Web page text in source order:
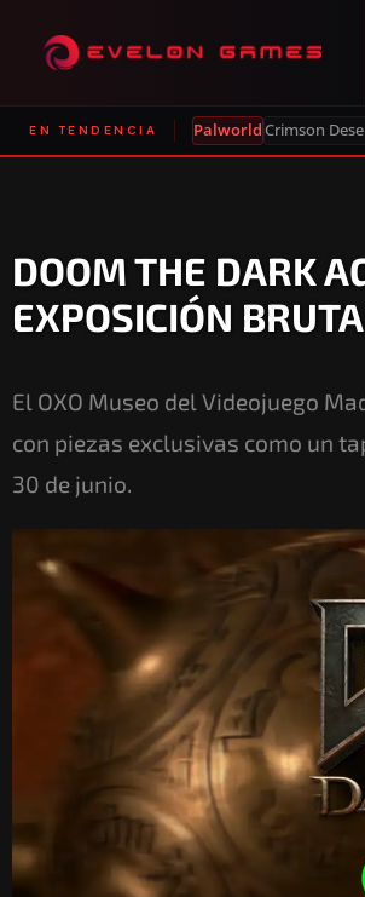
EN TENDENCIA PalworldCrimson
DOOM THE DARK
EXPOSICIÓN
El OXO Museo del Videojuego
con piezas exclusivas como un
30 de junio.